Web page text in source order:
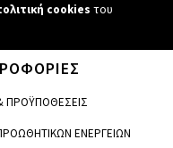
cookies του
ΠΡΟΫΠΟΘΕΣΕΙΣ
ΕΝΕΡΓΕΙΩΝ